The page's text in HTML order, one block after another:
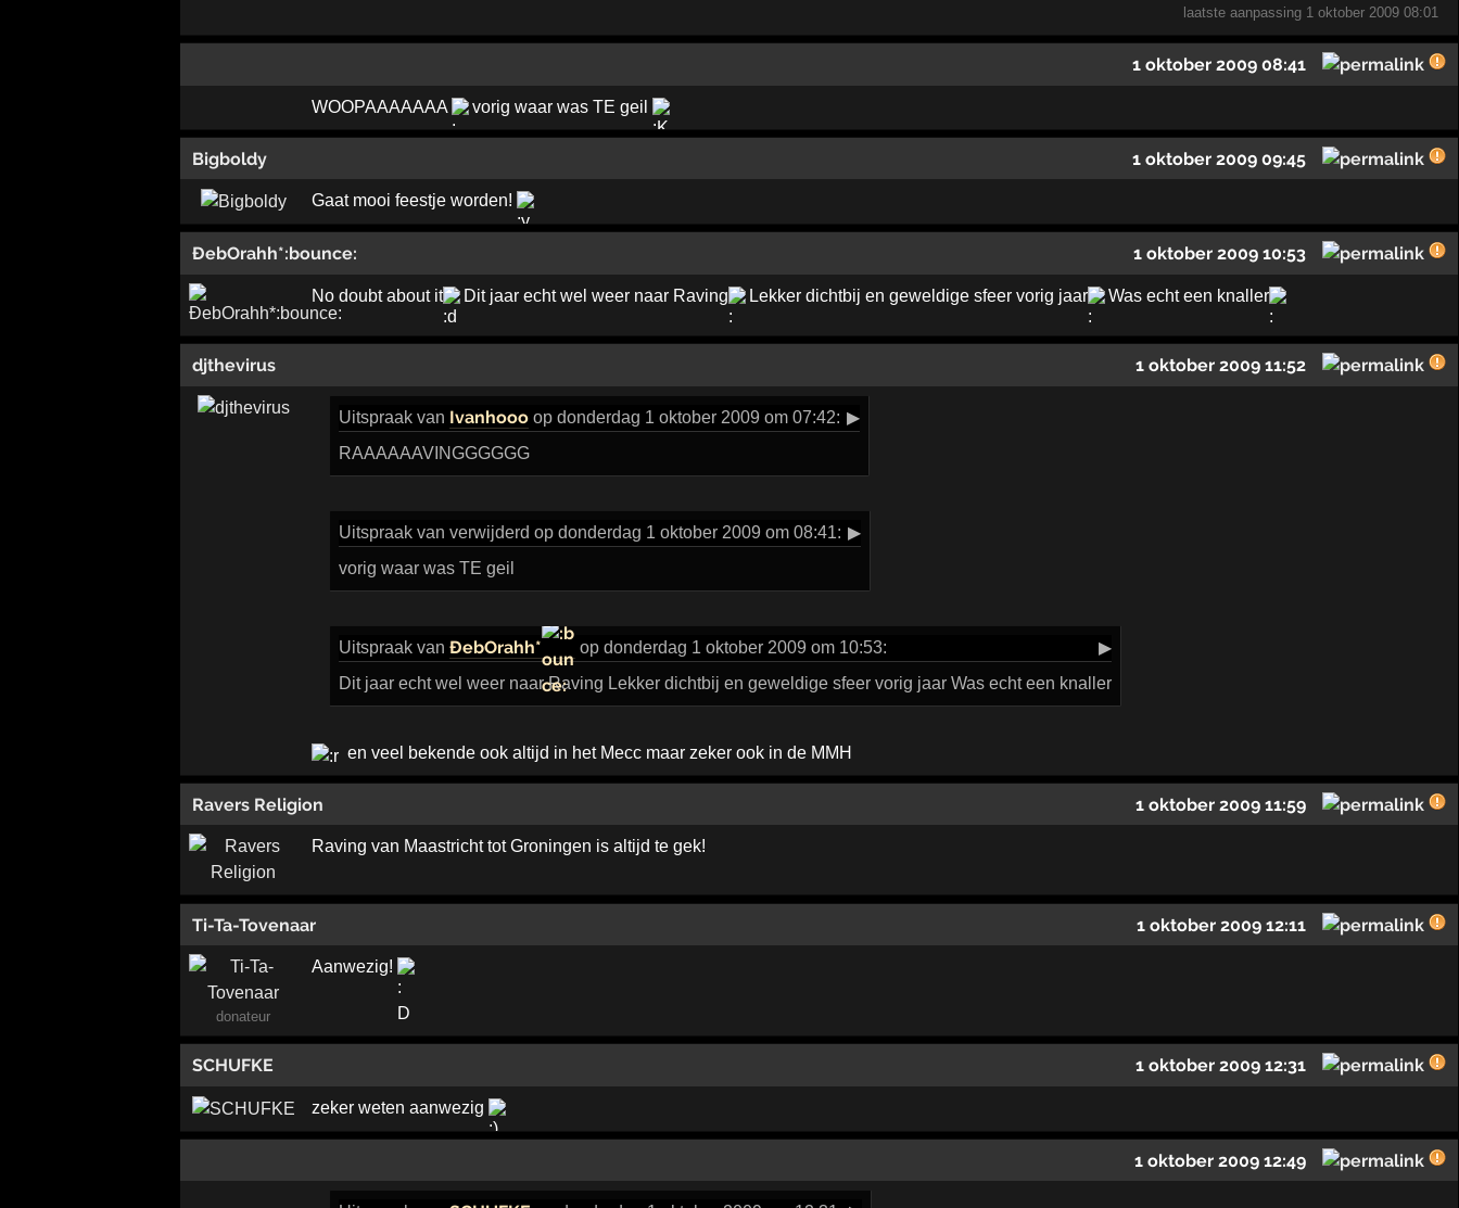
laatste aanpassing 1 oktober 2009 08:01
1 oktober 2009 08:41
WOOPAAAAAAA vorig waar was TE geil
Bigboldy 1 oktober 2009 09:45
Gaat mooi feestje worden!
ÐebOrahh*:bounce: 1 oktober 2009 10:53
No doubt about it Dit jaar echt wel weer naar Raving Lekker dichtbij en geweldige sfeer vorig jaar Was echt een knaller
djthevirus 1 oktober 2009 11:52
Uitspraakvan Ivanhoooop donderdag 1 oktober 2009 om 07:42: ▶
RAAAAAAVINGGGGGG
Uitspraakvan verwijderd op donderdag 1 oktober 2009 om 08:41: ▶
vorig waar was TE geil
Uitspraakvan ÐebOrahh* op donderdag 1 oktober 2009 om 10:53:
▶
Dit jaar echt wel weer naar Raving Lekker dichtbij en geweldige sfeer vorig jaar Was echt een knaller
en veel bekende ook altijd in het Mecc maar zeker ook in de MMH
Ravers Religion 1 oktober 2009 11:59
Raving van Maastricht tot Groningen is altijd te gek!
Ti-Ta-Tovenaar 1 oktober 2009 12:11
donateur
Aanwezig!
SCHUFKE 1 oktober 2009 12:31
zeker weten aanwezig
1 oktober 2009 12:49